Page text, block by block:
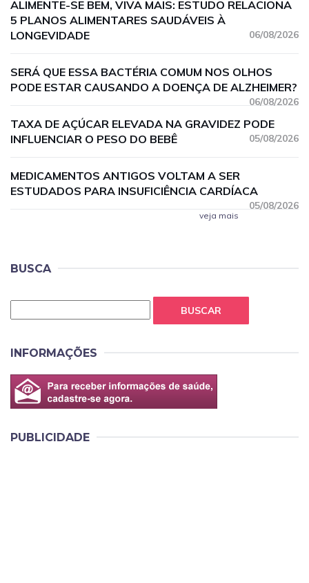
ALIMENTE-SE BEM, VIVA MAIS: ESTUDO RELACIONA
5 PLANOS ALIMENTARES SAUDÁVEIS À
LONGEVIDADE
06/08/2026
SERÁ QUE ESSA BACTÉRIA COMUM NOS OLHOS
PODE ESTAR CAUSANDO A DOENÇA DE ALZHEIMER?
06/08/2026
TAXA DE AÇÚCAR ELEVADA NA GRAVIDEZ PODE
INFLUENCIAR O PESO DO BEBÊ
05/08/2026
MEDICAMENTOS ANTIGOS VOLTAM A SER
ESTUDADOS PARA INSUFICIÊNCIA CARDÍACA
05/08/2026
veja mais
BUSCA
BUSCAR
INFORMAÇÕES
PUBLICIDADE